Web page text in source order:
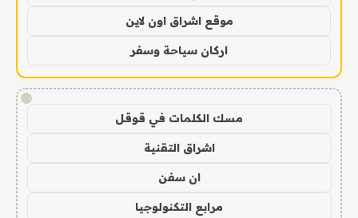
موقع اشراق اون لاين
اركان سياحة وسفر
!
مسك الكلمات في قوقل
اشراق التقنية
ان سفن
مرابع التكنولوجيا